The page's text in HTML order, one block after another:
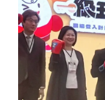
學
_
從
體
驗
中